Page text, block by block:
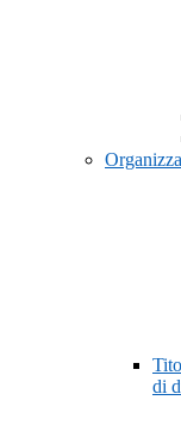
di